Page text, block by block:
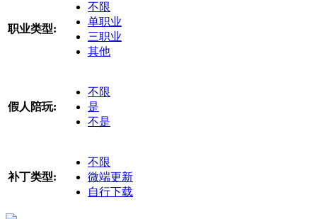
职业类型:
不限
单职业
三职业
其他
假人陪玩:
不限
是
不是
补丁类型:
不限
微端更新
自行下载